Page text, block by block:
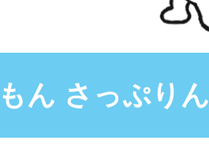
ん さっぷり